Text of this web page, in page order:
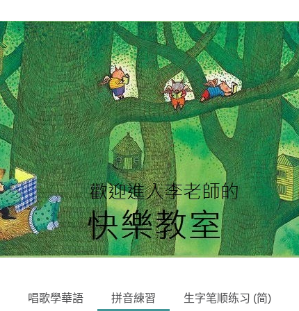
SKIP
TO
唱歌學華語 拼音練習 生字笔顺练习 (简)